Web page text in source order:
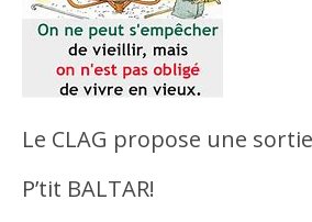
Le CLAG propose une
P’tit BALTAR!